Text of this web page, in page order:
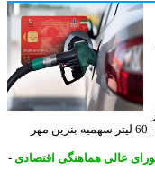
کارت های هوشمند سوخت شخصی شارژ می شود. - 60 لیتر سهمیه بنزین مهر
هماهنگی اقتصادی-